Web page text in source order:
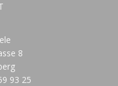
8
93 25